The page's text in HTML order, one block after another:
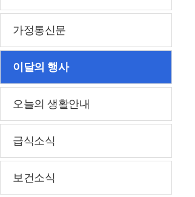
가정통신문
이달의 행사
오늘의 생활안내
급식소식
보건소식